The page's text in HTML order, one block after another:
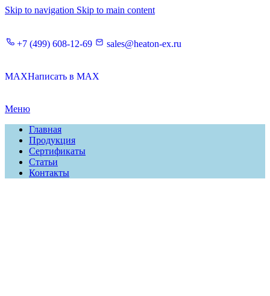
Skip to navigation Skip to main content
+7 (499) 608‑12‑69 sales@heaton-ex.ru
MAXНаписать в MAX
Меню
Главная
Продукция
Сертификаты
Статьи
Контакты